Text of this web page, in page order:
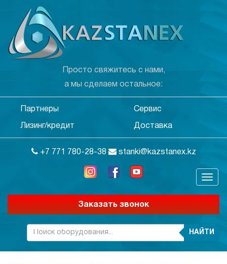
Просто свяжитесь с нами,
а мы сделаем остальное:
Партнеры Сервис
Лизинг/кредит Доставка
+7 771 780-28-38 stanki@kazstanex.kz
Заказать звонок
НАЙТИ